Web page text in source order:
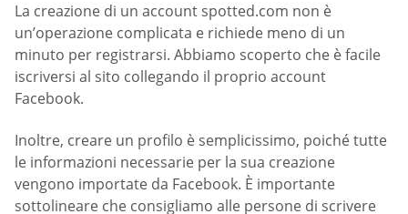
La creazione di un account spotted.com non è
un’operazione complicata e richiede meno di un
minuto per registrarsi. Abbiamo scoperto che è facile
iscriversi al sito collegando il proprio account
Facebook.
Inoltre, creare un profilo è semplicissimo, poiché tutte
le informazioni necessarie per la sua creazione
vengono importate da Facebook. È importante
sottolineare che consigliamo alle persone di scrivere